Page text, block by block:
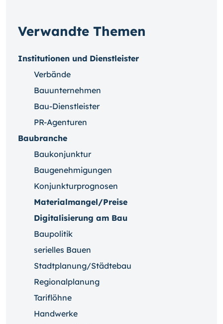
Verwandte Themen
Institutionen und Dienstleister
Verbände
Bauunternehmen
Bau-Dienstleister
PR-Agenturen
Baubranche
Baukonjunktur
Baugenehmigungen
Konjunkturprognosen
Materialmangel/Preise
Digitalisierung am Bau
Baupolitik
serielles Bauen
Stadtplanung/Städtebau
Regionalplanung
Tariflöhne
Handwerke